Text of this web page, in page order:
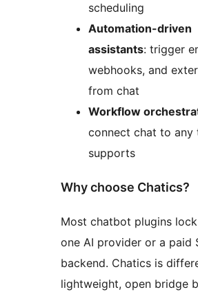
scheduling
Automation-driven
assistants: trigger
webhooks, and
from chat
Workflow
connect chat to any
supports
Why choose Chatics?
Most chatbot plugins
one AI provider or a paid
backend. Chatics is
lightweight, open bridge